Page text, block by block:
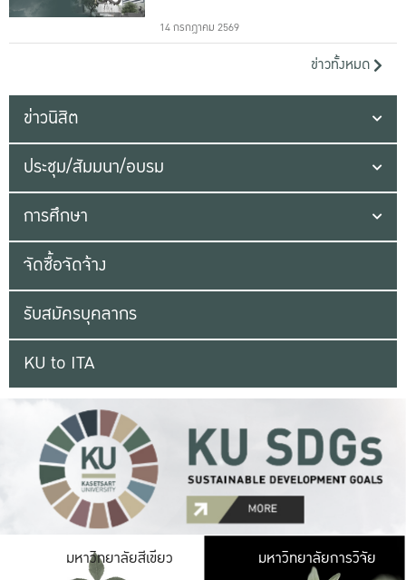
14 กรกฎาคม 2569
ข่าวทั้งหมด
ข่าวนิสิต
ประชุม/สัมมนา/อบรม
การศึกษา
จัดซื้อจัดจ้าง
รับสมัครบุคลากร
KU to ITA
มหาวิทยาลัยสีเขียว มหาวิ
มหาวิทยาลัยการวิจัย